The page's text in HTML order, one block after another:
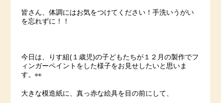
皆さん、体調にはお気をつけてください！手洗いうがい
を忘れずに！！
今日は、りす組(１歳児)の子どもたちが１２月の製作でフ
ィンガーペイントをした様子をお見せしたいと思いま
す。👀
大きな模造紙に、真っ赤な絵具を目の前にして、